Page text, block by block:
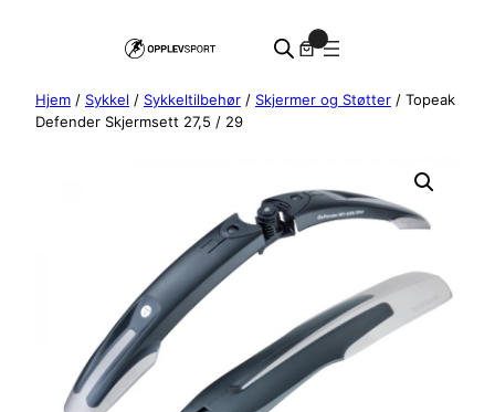
Hjem / Sykkel / Sykkeltilbehør / Skjermer og Støtter / Topeak
Defender Skjermsett 27,5 / 29